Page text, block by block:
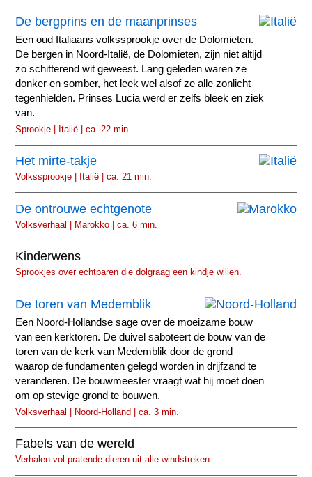
De bergprins en de maanprinses
Een oud Italiaans volkssprookje over de Dolomieten.
De bergen in Noord-Italië, de Dolomieten, zijn niet altijd
zo schitterend wit geweest. Lang geleden waren ze
donker en somber, het leek wel alsof ze alle zonlicht
tegenhielden. Prinses Lucia werd er zelfs bleek en ziek
van.
Sprookje | Italië | ca. 22 min.
Het mirte-takje
Volkssprookje | Italië | ca. 21 min.
De ontrouwe echtgenote
Volksverhaal | Marokko | ca. 6 min.
Kinderwens
Sprookjes over echtparen die dolgraag een kindje willen.
De toren van Medemblik
Een Noord-Hollandse sage over de moeizame bouw
van een kerktoren. De duivel saboteert de bouw van de
toren van de kerk van Medemblik door de grond
waarop de fundamenten gelegd worden in drijfzand te
veranderen. De bouwmeester vraagt wat hij moet doen
om op stevige grond te bouwen.
Volksverhaal | Noord-Holland | ca. 3 min.
Fabels van de wereld
Verhalen vol pratende dieren uit alle windstreken.